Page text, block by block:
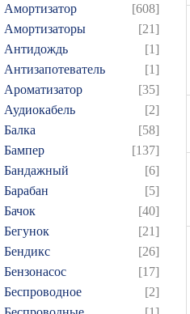
Амортизатор
[608]
Амортизаторы
[21]
Антидождь
[1]
Антизапотеватель
[1]
Ароматизатор
[35]
Аудиокабель
[2]
Балка
[58]
Бампер
[137]
Бандажный
[6]
Барабан
[5]
Бачок
[40]
Бегунок
[21]
Бендикс
[26]
Бензонасос
[17]
Беспроводное
[2]